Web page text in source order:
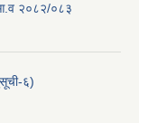
आ.व २०८२/०८३
६)